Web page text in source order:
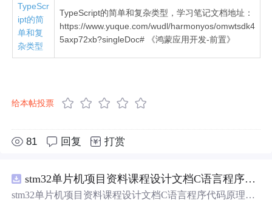
TypeScr
ipt的简
单和复
杂类型
TypeScript的简单和复杂类型，学习笔记文档地址：
https://www.yuque.com/wudl/harmonyos/omwtsdk4
5axp72xb?singleDoc# 《鸿蒙应用开发-前置》
给本帖投票
81 回复 打赏
stm32单片机项目资料课程设计文档C语言程序代码原理图电路PCB实例悬挂运动控制系统论文资料
stm32单片机项目资料课程设计文档C语言程序代码原理图